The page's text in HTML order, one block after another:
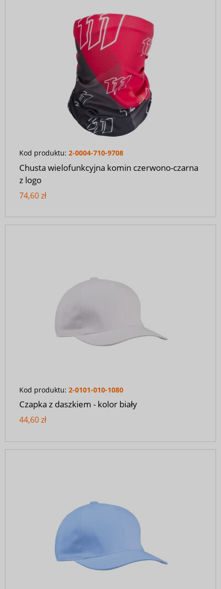
Kod produktu: 2-0004-710-9708
Chusta wielofunkcyjna komin czerwono-czarna
z logo
74,60 zł
Kod produktu: 2-0101-010-1080
Czapka z daszkiem - kolor biały
44,60 zł